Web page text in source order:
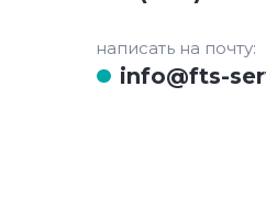
info@fts-
написать на почту: